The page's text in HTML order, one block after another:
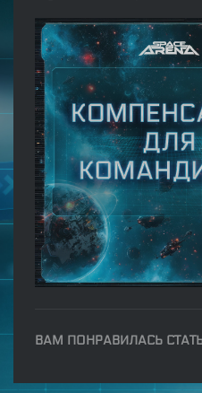
ВАМ ПОНРАВИЛАСЬ